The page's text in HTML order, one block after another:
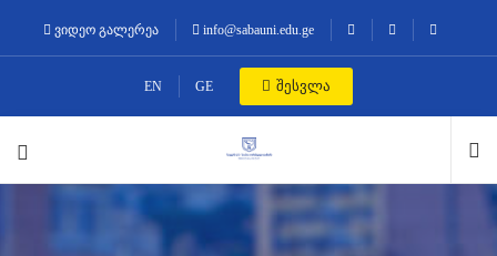
ვიდეო გალერეა info@sabauni.edu.ge
EN GE შესვლა